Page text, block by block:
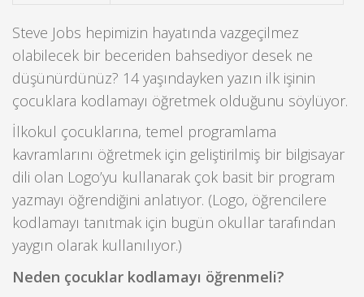
Steve Jobs hepimizin hayatında vazgeçilmez
olabilecek bir beceriden bahsediyor desek ne
düşünürdünüz? 14 yaşındayken yazın ilk işinin
çocuklara kodlamayı öğretmek olduğunu söylüyor.
İlkokul çocuklarına, temel programlama
kavramlarını öğretmek için geliştirilmiş bir bilgisayar
dili olan Logo’yu kullanarak çok basit bir program
yazmayı öğrendiğini anlatıyor. (Logo, öğrencilere
kodlamayı tanıtmak için bugün okullar tarafından
yaygın olarak kullanılıyor.)
Neden çocuklar kodlamayı öğrenmeli?